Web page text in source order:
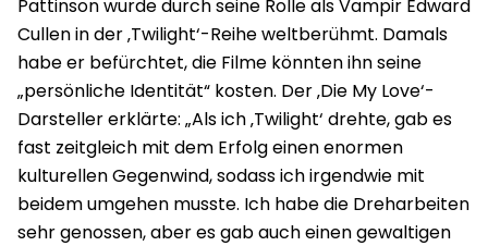
Pattinson wurde durch seine Rolle als Vampir Edward
Cullen in der ‚Twilight‘-Reihe weltberühmt. Damals
habe er befürchtet, die Filme könnten ihn seine
„persönliche Identität“ kosten. Der ‚Die My Love‘-
Darsteller erklärte: „Als ich ‚Twilight‘ drehte, gab es
fast zeitgleich mit dem Erfolg einen enormen
kulturellen Gegenwind, sodass ich irgendwie mit
beidem umgehen musste. Ich habe die Dreharbeiten
sehr genossen, aber es gab auch einen gewaltigen